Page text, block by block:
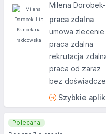
Milena
praca zdalna
umowa zlecenie
praca zdalna
rekrutacja
praca od zaraz
bez
Szybkie
Polecana